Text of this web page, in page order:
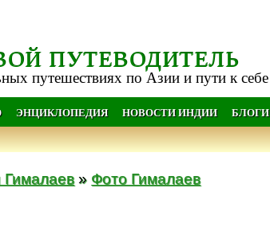
ПУТЕВОДИТЕЛЬ
путешествиях по Азии и пути к себе
ЭНЦИКЛОПЕДИЯ НОВОСТИ ИНДИИ БЛОГИ
Гималаев» Фото Гималаев